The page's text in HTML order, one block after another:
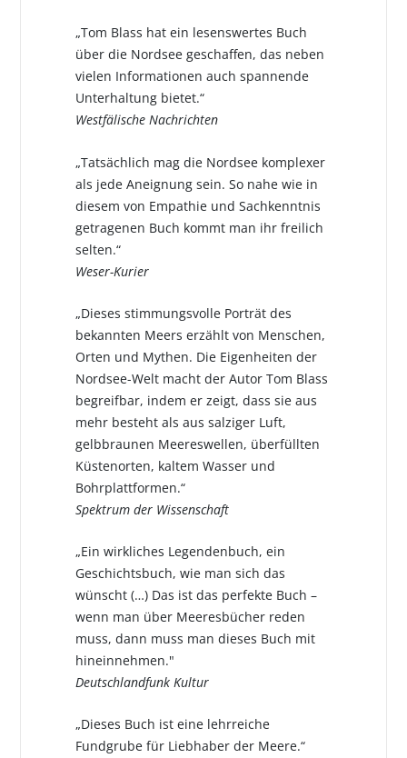
„Tom Blass hat ein lesenswertes Buch
über die Nordsee geschaffen, das neben
vielen Informationen auch spannende
Unterhaltung bietet.“
Westfälische Nachrichten
„Tatsächlich mag die Nordsee komplexer
als jede Aneignung sein. So nahe wie in
diesem von Empathie und Sachkenntnis
getragenen Buch kommt man ihr freilich
selten.“
Weser-Kurier
„Dieses stimmungsvolle Porträt des
bekannten Meers erzählt von Menschen,
Orten und Mythen. Die Eigenheiten der
Nordsee-Welt macht der Autor Tom Blass
begreifbar, indem er zeigt, dass sie aus
mehr besteht als aus salziger Luft,
gelbbraunen Meereswellen, überfüllten
Küstenorten, kaltem Wasser und
Bohrplattformen.“
Spektrum der Wissenschaft
„Ein wirkliches Legendenbuch, ein
Geschichtsbuch, wie man sich das
wünscht (…) Das ist das perfekte Buch –
wenn man über Meeresbücher reden
muss, dann muss man dieses Buch mit
hineinnehmen."
Deutschlandfunk Kultur
„Dieses Buch ist eine lehrreiche
Fundgrube für Liebhaber der Meere.“